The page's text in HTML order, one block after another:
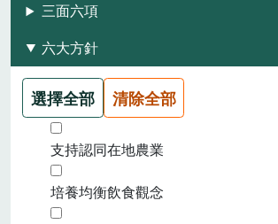
三面六項
六大方針
選擇全部 清除全部
支持認同在地農業
培養均衡飲食觀念